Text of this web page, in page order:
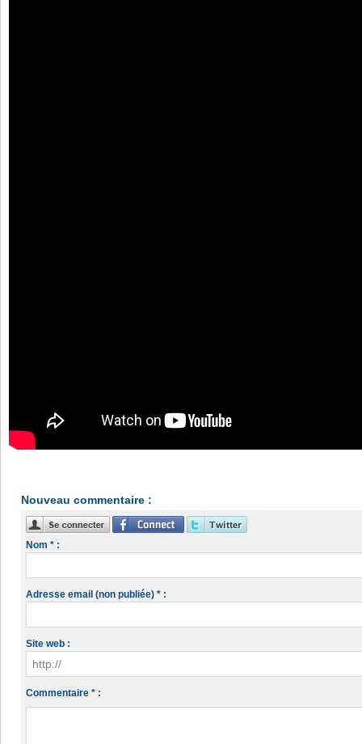
Nouveau commentaire :
Nom * :
Adresse email (non publiée) * :
Site web :
Commentaire * :